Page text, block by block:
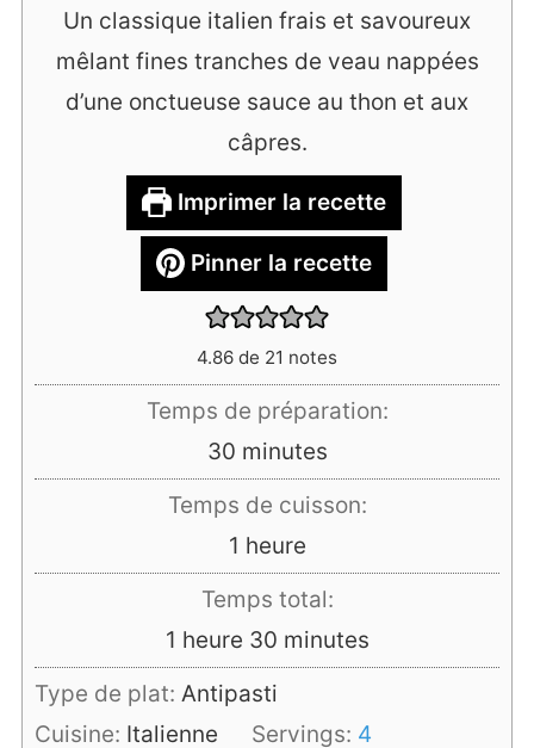
Un classique italien frais et savoureux
mêlant fines tranches de veau nappées
d’une onctueuse sauce au thon et aux
câpres.
Imprimer la recette
Pinner la recette
4.86 de 21 notes
Temps de préparation:
30minutes
minutes
Temps de cuisson:
1 heure
heure
Temps total:
1 heure
heure 30minutes
minutes
Type de plat: Antipasti
Cuisine: Italienne Servings: 4